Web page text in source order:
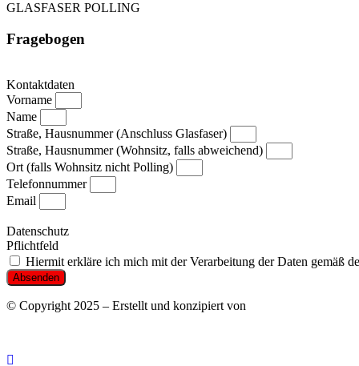
GLASFASER POLLING
Fragebogen
Kontaktdaten
Vorname
Name
Straße, Hausnummer (Anschluss Glasfaser)
Straße, Hausnummer (Wohnsitz, falls abweichend)
Ort (falls Wohnsitz nicht Polling)
Telefonnummer
Email
Datenschutz
Pflichtfeld
Hiermit erkläre ich mich mit der Verarbeitung der Daten gemäß
Absenden
© Copyright 2025 – Erstellt und konzipiert von